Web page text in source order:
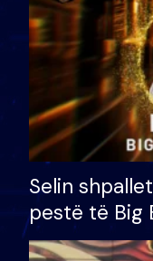
Selin
pestë të Big
çmimin e